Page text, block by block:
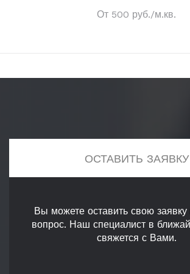
От 500 руб./м.кв.
ОСТАВИТЬ ЗАЯВКУ
Вы можете оставить свою заявку
вопрос. Наш специалист в
свяжется с Вами.